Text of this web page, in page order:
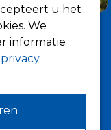
u het
We
informatie